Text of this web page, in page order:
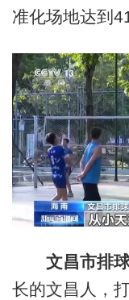
准化场地达到
文昌市排
长的文昌人，